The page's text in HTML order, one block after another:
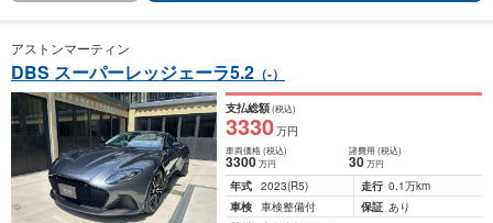
アストンマーティン
DBS スーパーレッジェーラ5.2 （-）
支払総額(税込)
3330万円
車両価格(税込)
3300万円
諸費用 (税込)
30 万円
年式 2023(R5) 走行 0.1万km
車検 車検整備付 保証 あり